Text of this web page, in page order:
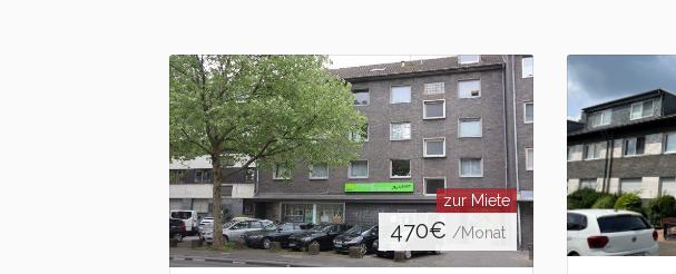
zur Miete
470€ /Monat